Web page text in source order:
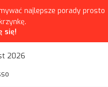
najlepsze porady prosto
się!
2026